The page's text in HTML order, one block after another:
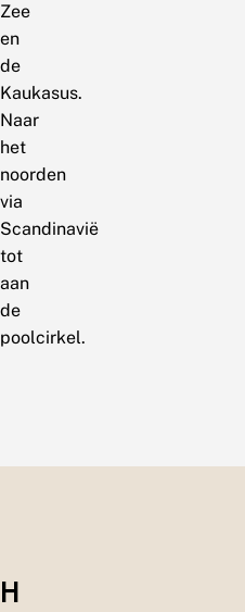
Zee
en
de
Kaukasus.
Naar
het
noorden
via
Scandinavië
tot
aan
de
poolcirkel.
H